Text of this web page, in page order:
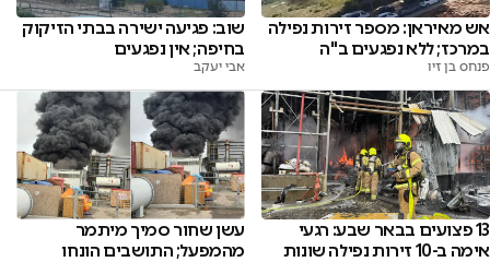
אש מאיראן: מספר זירות נפילה
במרכז; ללא נפגעים ב"ה
פנחס בן זיו
שוב: פגיעה ישירה בבתי הזיקוק
בחיפה; אין נפגעים
אבי יעקב
13 פצועים בבאר שבע: רגעי
אימה ב-10 זירות נפילה שונות
עשן שחור סמיך מיתמר
מהמפעל; התושבים הונחו